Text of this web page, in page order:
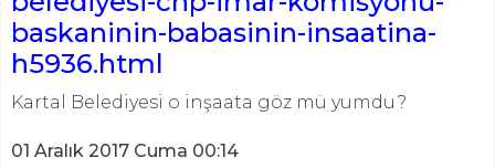
baskaninin-babasinin-insaatina-
h5936.html
Kartal Belediyesi o inşaata göz mü yumdu?
01 Aralık 2017 Cuma 00:14